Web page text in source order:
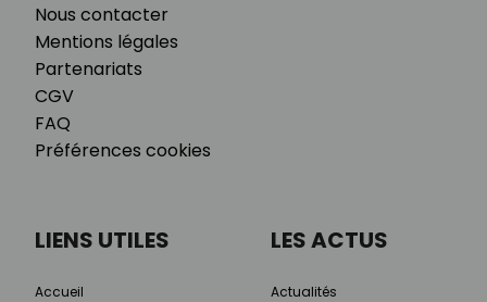
Nous contacter
Mentions légales
Partenariats
CGV
FAQ
Préférences cookies
LIENS UTILES
Accueil
LES ACTUS
Actualités